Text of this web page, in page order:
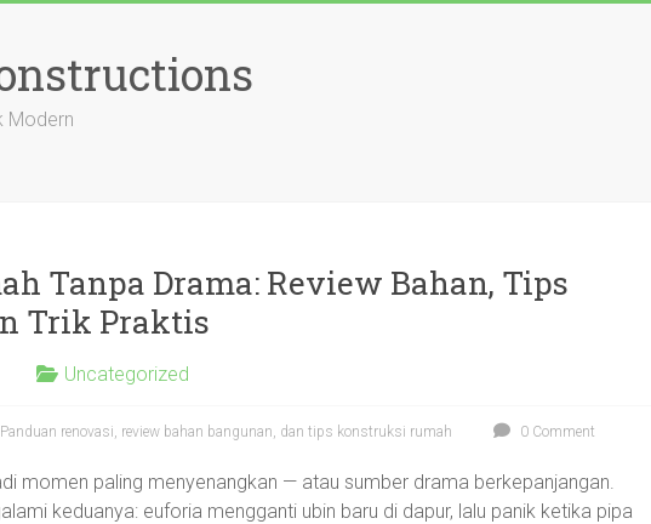
Modern
Tanpa Drama: Review Bahan, Tips
Trik Praktis
Uncategorized
Panduan renovasi, review bahan bangunan, dan tips konstruksi rumah 0 Comment
momen paling menyenangkan — atau sumber drama berkepanjangan.
keduanya: euforia mengganti ubin baru di dapur, lalu panik ketika pipa